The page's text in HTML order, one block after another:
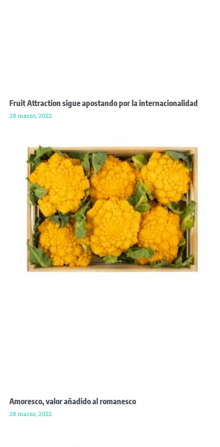
Fruit Attraction sigue apostando por la internacionalidad
28 marzo, 2022
Amoresco, valor añadido al romanesco
28 marzo, 2022